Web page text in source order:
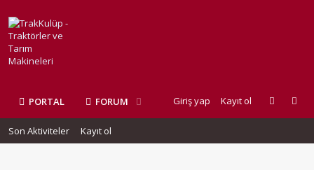
PORTAL FORUM Giriş yap Kayıt ol
Son Aktiviteler Kayıt ol